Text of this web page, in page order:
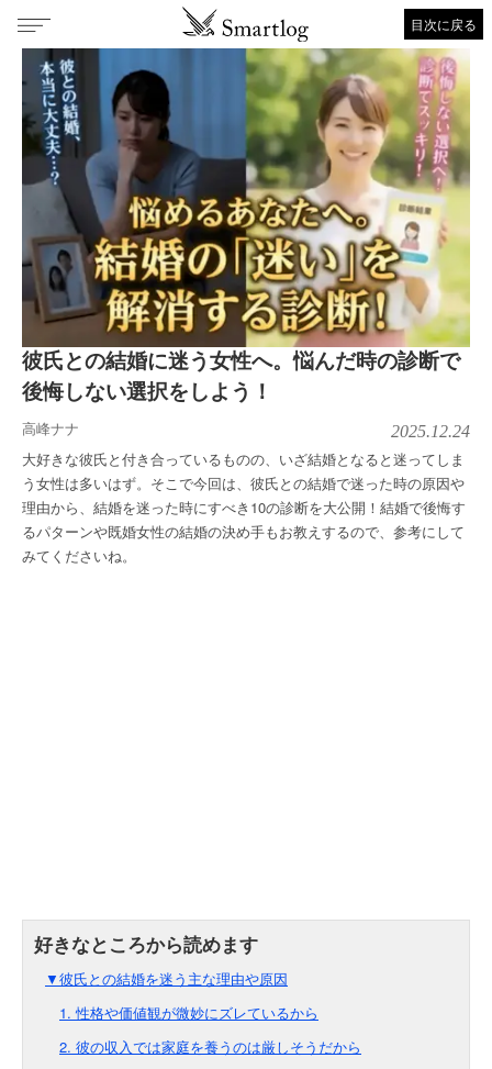
目次に戻る
彼氏との結婚に迷う女性へ。悩んだ時の診断で
後悔しない選択をしよう！
高峰ナナ 2025.12.24
大好きな彼氏と付き合っているものの、いざ結婚となると迷ってしま
う女性は多いはず。そこで今回は、彼氏との結婚で迷った時の原因や
理由から、結婚を迷った時にすべき10の診断を大公開！結婚で後悔す
るパターンや既婚女性の結婚の決め手もお教えするので、参考にして
みてくださいね。
▼彼氏との結婚を迷う主な理由や原因
1. 性格や価値観が微妙にズレているから
2. 彼の収入では家庭を養うのは厳しそうだから